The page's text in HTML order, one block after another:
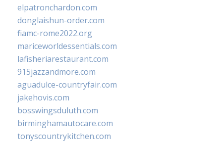
elpatronchardon.com
donglaishun-order.com
fiamc-rome2022.org
mariceworldessentials.com
lafisheriarestaurant.com
915jazzandmore.com
aguadulce-countryfair.com
jakehovis.com
bosswingsduluth.com
birminghamautocare.com
tonyscountrykitchen.com